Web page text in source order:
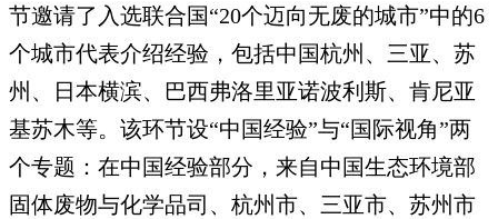
节邀请了入选联合国“20个迈向无废的城市”中的6
个城市代表介绍经验，包括中国杭州、三亚、苏
州、日本横滨、巴西弗洛里亚诺波利斯、肯尼亚
基苏木等。该环节设“中国经验”与“国际视角”两
个专题：在中国经验部分，来自中国生态环境部
固体废物与化学品司、杭州市、三亚市、苏州市